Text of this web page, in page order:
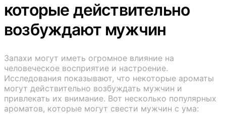
которые действительно
возбуждают мужчин
Запахи могут иметь огромное влияние на
человеческое восприятие и настроение.
Исследования показывают, что некоторые ароматы
могут действительно возбуждать мужчин и
привлекать их внимание. Вот несколько популярных
ароматов, которые могут свести мужчин с ума: